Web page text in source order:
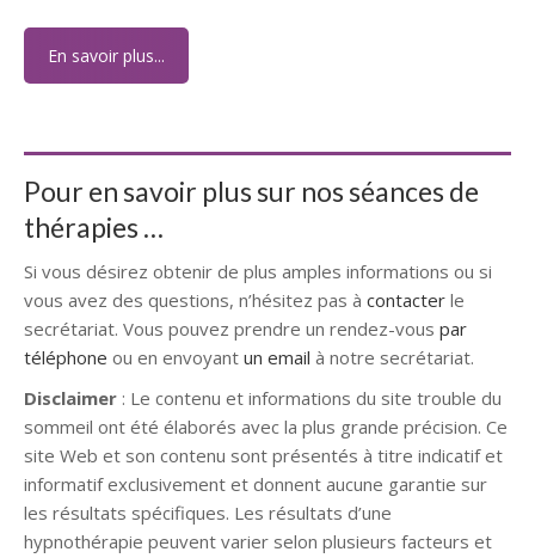
En savoir plus...
Pour en savoir plus sur nos séances de
thérapies …
Si vous désirez obtenir de plus amples informations ou si
vous avez des questions, n’hésitez pas à contacter le
secrétariat. Vous pouvez prendre un rendez-vous par
téléphone ou en envoyant un email à notre secrétariat.
Disclaimer : Le contenu et informations du site trouble du
sommeil ont été élaborés avec la plus grande précision. Ce
site Web et son contenu sont présentés à titre indicatif et
informatif exclusivement et donnent aucune garantie sur
les résultats spécifiques. Les résultats d’une
hypnothérapie peuvent varier selon plusieurs facteurs et